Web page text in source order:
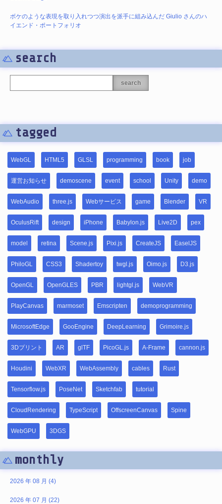
ボケのような表現を取り入れつつ演出を派手に組み込んだ Giulio さんのハ
イエンド・ポートフォリオ
search
search
tagged
WebGL HTML5 GLSL programming book job
運営お知らせ demoscene event school Unity demo
WebAudio three.js Webサービス game Blender VR
OculusRift design iPhone Babylon.js Live2D pex
model retina Scene.js Pixi.js CreateJS EaselJS
PhiloGL CSS3 Shadertoy twgl.js Oimo.js D3.js
OpenGL OpenGLES PBR lightgl.js WebVR
PlayCanvas marmoset Emscripten demoprogramming
MicrosoftEdge GooEngine DeepLearning Grimoire.js
3Dプリント AR glTF PicoGL.js A-Frame cannon.js
Houdini WebXR WebAssembly cables Rust
Tensorflow.js PoseNet Sketchfab tutorial
CloudRendering TypeScript OffscreenCanvas Spine
WebGPU 3DGS
monthly
2026 年 08 月 (4)
2026 年 07 月 (22)